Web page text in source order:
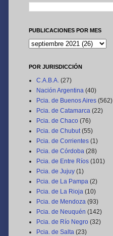
PUBLICACIONES POR MES
POR JURISDICCIÓN
C.A.B.A. (27)
Nación Argentina (40)
Pcia. de Buenos Aires (562)
Pcia. de Catamarca (22)
Pcia. de Chaco (76)
Pcia. de Chubut (55)
Pcia. de Corrientes (1)
Pcia. de Córdoba (28)
Pcia. de Entre Ríos (101)
Pcia. de Jujuy (1)
Pcia. de La Pampa (2)
Pcia. de La Rioja (10)
Pcia. de Mendoza (93)
Pcia. de Neuquén (142)
Pcia. de Río Negro (32)
Pcia. de Salta (23)